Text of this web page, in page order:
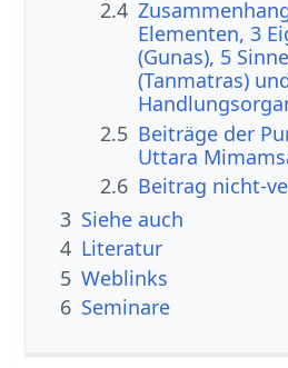
2.4
Elementen, 3
(Gunas), 5
(Tanmatras)
2.5 Beiträge der
Uttara
2.6 Beitrag nicht-
3 Siehe auch
4 Literatur
5 Weblinks
6 Seminare